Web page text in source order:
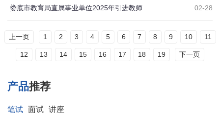
02-28
娄底市教育局直属事业单位2025年引进教师
上一页 1 2 3 4 5 6 7 8 9 10 11
12 13 14 15 16 17 18 19 下一页
产品推荐
笔试 面试 讲座